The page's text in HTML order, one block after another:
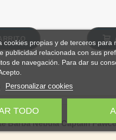
Barba Nebula Captain
cookies propias y de terceros para
publicidad relacionada con sus
de navegación. Para dar su
Personalizar cookies
TODO